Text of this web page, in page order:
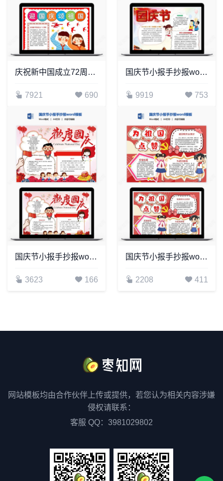
庆祝新中国成立72周年节日手抄报Word模板电子
7921 690
国庆节小报手抄报word模板(27)
9919 753
国庆节小报手抄报word模板(17)
3623 166
国庆节小报手抄报word模板(2)
2208 411
网站模板均由合作伙伴上传或提供，若您认为相关内容涉嫌
侵权请联系：
客服 QQ：3981029802